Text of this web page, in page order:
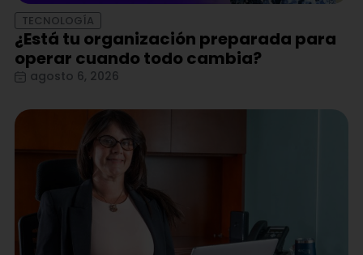
TECNOLOGÍA
¿Está tu organización preparada para
operar cuando todo cambia?
agosto 6, 2026